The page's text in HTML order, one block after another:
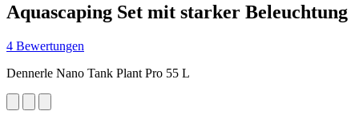
Aquascaping Set mit starker Beleuchtung
4 Bewertungen
Dennerle Nano Tank Plant Pro 55 L